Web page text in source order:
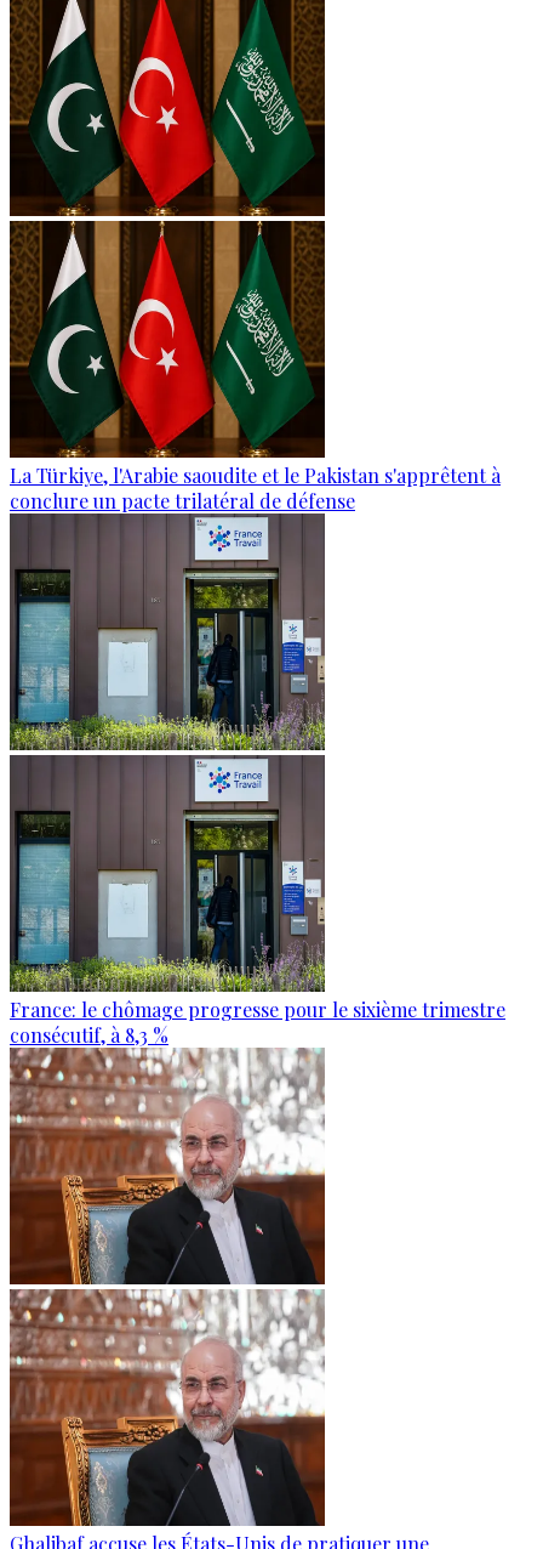
La Türkiye, l'Arabie saoudite et le Pakistan s'apprêtent à
conclure un pacte trilatéral de défense
France: le chômage progresse pour le sixième trimestre
consécutif, à 8,3 %
Ghalibaf accuse les États-Unis de pratiquer une